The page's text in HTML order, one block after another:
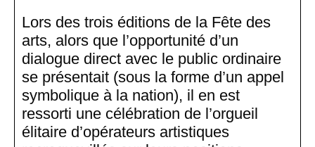
Lors des trois éditions de la Fête des
arts, alors que l’opportunité d’un
dialogue direct avec le public ordinaire
se présentait (sous la forme d’un appel
symbolique à la nation), il en est
ressorti une célébration de l’orgueil
élitaire d’opérateurs artistiques